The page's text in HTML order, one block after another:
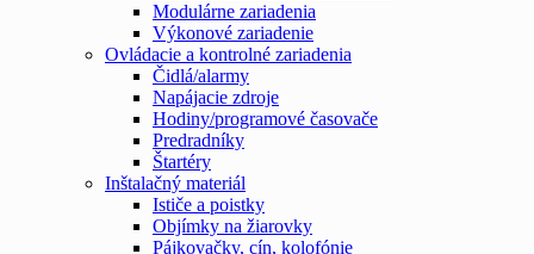
Modulárne zariadenia
Výkonové zariadenie
Ovládacie a kontrolné zariadenia
Čidlá/alarmy
Napájacie zdroje
Hodiny/programové časovače
Predradníky
Štartéry
Inštalačný materiál
Ističe a poistky
Objímky na žiarovky
Pájkovačky, cín, kolofónie